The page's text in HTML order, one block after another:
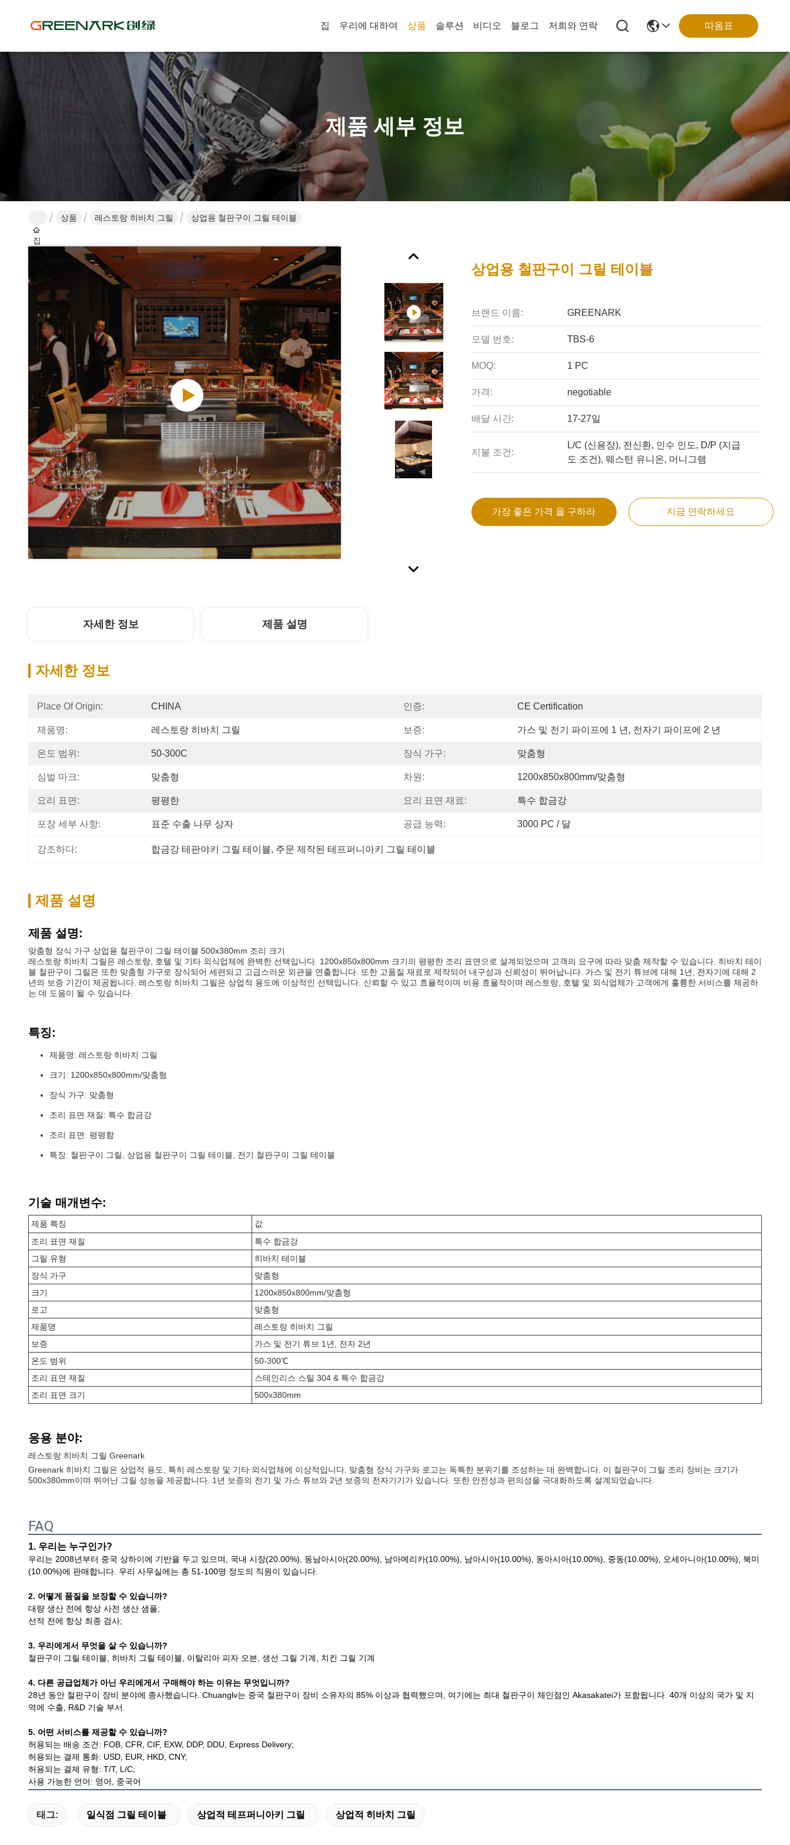
집 우리에 대하여 상품 솔루션 비디오 블로그 저희와 연락 따옴표
제품 세부 정보
집
상품 레스토랑 히바치 그릴 상업용 철판구이 그릴 테이블
상업용 철판구이 그릴 테이블
브랜드 이름: GREENARK
모델 번호: TBS-6
MOQ: 1 PC
가격: negotiable
배달 시간: 17-27일
지불 조건:
L/C (신용장), 전신환, 인수 인도, D/P (지급
도 조건), 웨스턴 유니온, 머니그램
가장 좋은 가격 을 구하라 지금 연락하세요
자세한 정보 제품 설명
자세한 정보
Place Of Origin: CHINA 인증: CE Certification
제품명: 레스토랑 히바치 그릴 보증: 가스 및 전기 파이프에 1 년, 전자기 파이프에 2 년
온도 범위: 50-300C 장식 가구: 맞춤형
심벌 마크: 맞춤형 차원: 1200x850x800mm/맞춤형
요리 표면: 평평한 요리 표면 재료: 특수 합금강
포장 세부 사항: 표준 수출 나무 상자 공급 능력: 3000 PC / 달
강조하다: 합금강 테판야키 그릴 테이블, 주문 제작된 테프퍼니아키 그릴 테이블
제품 설명
제품 설명:
맞춤형 장식 가구 상업용 철판구이 그릴 테이블 500x380mm 조리 크기
레스토랑 히바치 그릴은 레스토랑, 호텔 및 기타 외식업체에 완벽한 선택입니다. 1200x850x800mm 크기의 평평한 조리 표면으로 설계되었으며 고객의 요구에 따라 맞춤 제작할 수 있습니다. 히바치 테이
블 철판구이 그릴은 또한 맞춤형 가구로 장식되어 세련되고 고급스러운 외관을 연출합니다. 또한 고품질 재료로 제작되어 내구성과 신뢰성이 뛰어납니다. 가스 및 전기 튜브에 대해 1년, 전자기에 대해 2
년의 보증 기간이 제공됩니다. 레스토랑 히바치 그릴은 상업적 용도에 이상적인 선택입니다. 신뢰할 수 있고 효율적이며 비용 효율적이며 레스토랑, 호텔 및 외식업체가 고객에게 훌륭한 서비스를 제공하
는 데 도움이 될 수 있습니다.
특징:
제품명: 레스토랑 히바치 그릴
크기: 1200x850x800mm/맞춤형
장식 가구: 맞춤형
조리 표면 재질: 특수 합금강
조리 표면: 평평함
특징: 철판구이 그릴, 상업용 철판구이 그릴 테이블, 전기 철판구이 그릴 테이블
기술 매개변수:
제품 특징
값
조리 표면 재질
특수 합금강
그릴 유형
히바치 테이블
장식 가구
맞춤형
크기
1200x850x800mm/맞춤형
로고
맞춤형
제품명
레스토랑 히바치 그릴
보증
가스 및 전기 튜브 1년, 전자 2년
온도 범위
50-300℃
조리 표면 재질
스테인리스 스틸 304 & 특수 합금강
조리 표면 크기
500x380mm
응용 분야:
레스토랑 히바치 그릴 Greenark
Greenark 히바치 그릴은 상업적 용도, 특히 레스토랑 및 기타 외식업체에 이상적입니다. 맞춤형 장식 가구와 로고는 독특한 분위기를 조성하는 데 완벽합니다. 이 철판구이 그릴 조리 장비는 크기가
500x380mm이며 뛰어난 그릴 성능을 제공합니다. 1년 보증의 전기 및 가스 튜브와 2년 보증의 전자기기가 있습니다. 또한 안전성과 편의성을 극대화하도록 설계되었습니다.
FAQ
1. 우리는 누구인가?
우리는 2008년부터 중국 상하이에 기반을 두고 있으며, 국내 시장(20.00%), 동남아시아(20.00%), 남아메리카(10.00%), 남아시아(10.00%), 동아시아(10.00%), 중동(10.00%), 오세아니아(10.00%), 북미
(10.00%)에 판매합니다. 우리 사무실에는 총 51-100명 정도의 직원이 있습니다.
2. 어떻게 품질을 보장할 수 있습니까?
대량 생산 전에 항상 사전 생산 샘플;
선적 전에 항상 최종 검사;
3. 우리에게서 무엇을 살 수 있습니까?
철판구이 그릴 테이블, 히바치 그릴 테이블, 이탈리아 피자 오븐, 생선 그릴 기계, 치킨 그릴 기계
4. 다른 공급업체가 아닌 우리에게서 구매해야 하는 이유는 무엇입니까?
28년 동안 철판구이 장비 분야에 종사했습니다. Chuanglv는 중국 철판구이 장비 소유자의 85% 이상과 협력했으며, 여기에는 최대 철판구이 체인점인 Akasakatei가 포함됩니다. 40개 이상의 국가 및 지
역에 수출, R&D 기술 부서.
5. 어떤 서비스를 제공할 수 있습니까?
허용되는 배송 조건: FOB, CFR, CIF, EXW, DDP, DDU, Express Delivery;
허용되는 결제 통화: USD, EUR, HKD, CNY;
허용되는 결제 유형: T/T, L/C;
사용 가능한 언어: 영어, 중국어
태그: 일식점 그릴 테이블 상업적 테프퍼니아키 그릴 상업적 히바치 그릴